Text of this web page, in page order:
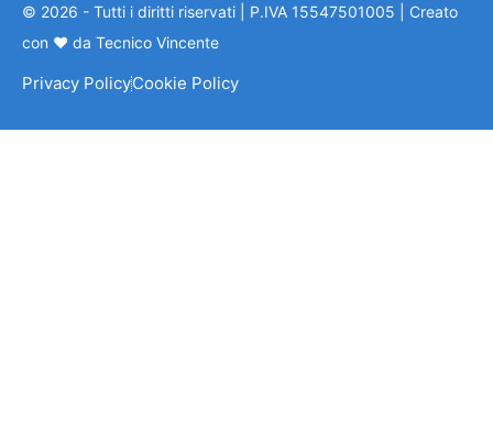
© 2026 - Tutti i diritti riservati | P.IVA 15547501005 | Creato
con ❤ da Tecnico Vincente
Privacy PolicyCookie Policy